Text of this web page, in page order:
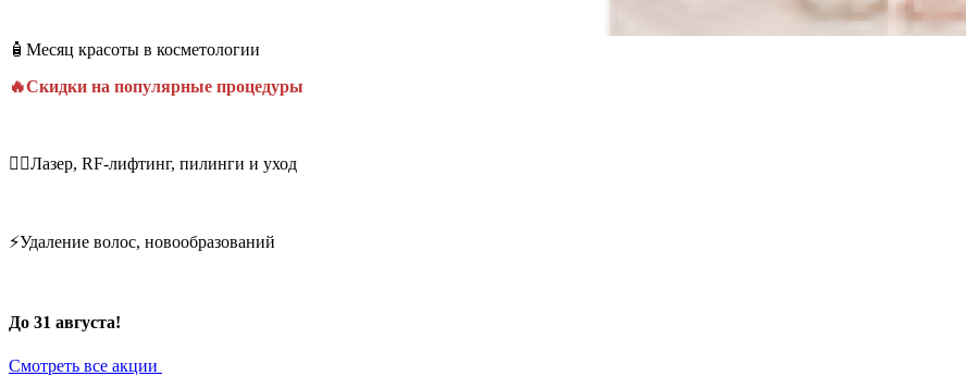
🧴Месяц красоты в косметологии
🔥Скидки на популярные процедуры
💆‍♀️Лазер, RF-лифтинг, пилинги и уход
⚡Удаление волос, новообразований
До 31 августа!
Смотреть все акции